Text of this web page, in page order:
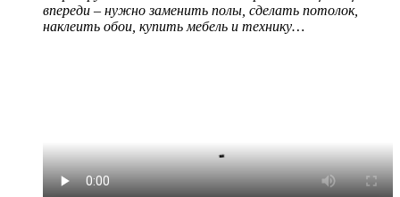
впереди – нужно заменить полы, сделать потолок,
наклеить обои, купить мебель и технику…